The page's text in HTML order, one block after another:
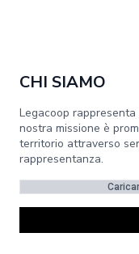
CHI SIAMO
Legacoop
nostra missione è
territorio attraverso
rappresentanza.